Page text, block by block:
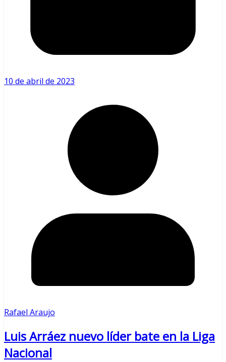
10 de abril de 2023
Rafael Araujo
Luis Arráez nuevo líder bate en la Liga
Nacional